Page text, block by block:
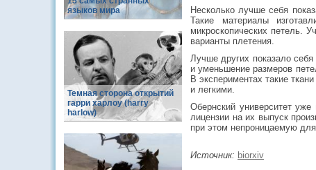
языков мира
Темная сторона открытий
гарри харлоу (harry
harlow)
Несколько лучше себя
Такие материалы
микроскопических петель.
варианты плетения.
Лучше других показало
и уменьшение размеров
В экспериментах такие
и легкими.
Обернский университет
лицензии на их выпуск
при этом непроницаемую
Источник: biorxiv